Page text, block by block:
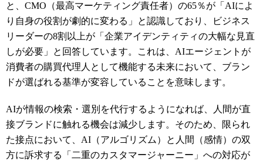
と、CMO（最高マーケティング責任者）の65％が「AIによ
り自身の役割が劇的に変わる」と認識しており、ビジネス
リーダーの8割以上が「企業アイデンティティの大幅な見直
しが必要」と回答しています。これは、AIエージェントが
消費者の購買代理人として機能する未来において、ブラン
ドが選ばれる基準が変容していることを意味します。
AIが情報の検索・選別を代行するようになれば、人間が直
接ブランドに触れる機会は減少します。そのため、限られ
た接点において、AI（アルゴリズム）と人間（感情）の双
方に訴求する「二重のカスタマージャーニー」への対応が